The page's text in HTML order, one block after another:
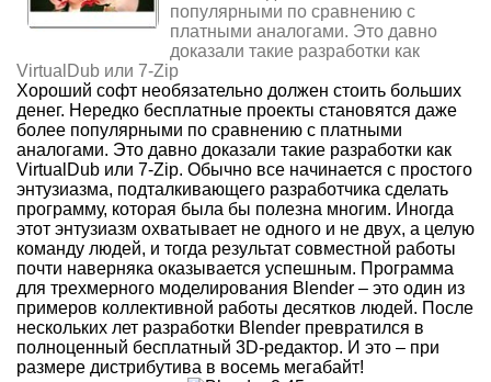
популярными по сравнению с
платными аналогами. Это давно
доказали такие разработки как
VirtualDub или 7-Zip
Хороший софт необязательно должен стоить больших
денег. Нередко бесплатные проекты становятся даже
более популярными по сравнению с платными
аналогами. Это давно доказали такие разработки как
VirtualDub или 7-Zip. Обычно все начинается с простого
энтузиазма, подталкивающего разработчика сделать
программу, которая была бы полезна многим. Иногда
этот энтузиазм охватывает не одного и не двух, а целую
команду людей, и тогда результат совместной работы
почти наверняка оказывается успешным. Программа
для трехмерного моделирования Blender – это один из
примеров коллективной работы десятков людей. После
нескольких лет разработки Blender превратился в
полноценный бесплатный 3D-редактор. И это – при
размере дистрибутива в восемь мегабайт!